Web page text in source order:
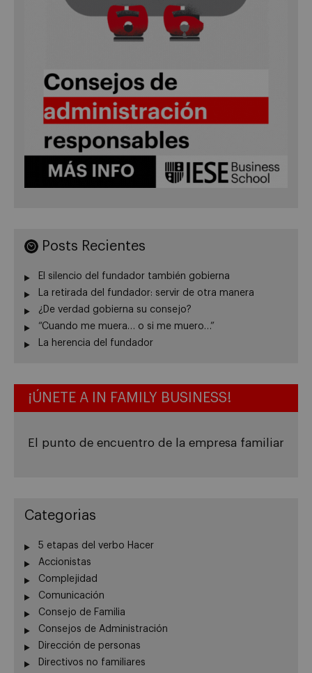
Posts Recientes
El silencio del fundador también gobierna
La retirada del fundador: servir de otra manera
¿De verdad gobierna su consejo?
“Cuando me muera… o si me muero…”
La herencia del fundador
¡ÚNETE A IN FAMILY BUSINESS!
El punto de encuentro de la empresa familiar
Categorias
5 etapas del verbo Hacer
Accionistas
Complejidad
Comunicación
Consejo de Familia
Consejos de Administración
Dirección de personas
Directivos no familiares